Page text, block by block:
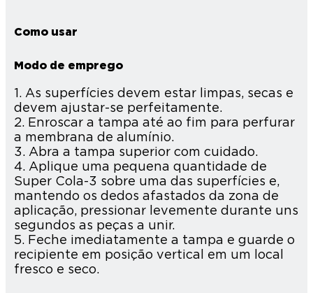
Como usar
Modo de emprego
1. As superfícies devem estar limpas, secas e
devem ajustar-se perfeitamente.
2. Enroscar a tampa até ao fim para perfurar
a membrana de alumínio.
3. Abra a tampa superior com cuidado.
4. Aplique uma pequena quantidade de
Super Cola-3 sobre uma das superfícies e,
mantendo os dedos afastados da zona de
aplicação, pressionar levemente durante uns
segundos as peças a unir.
5. Feche imediatamente a tampa e guarde o
recipiente em posição vertical em um local
fresco e seco.